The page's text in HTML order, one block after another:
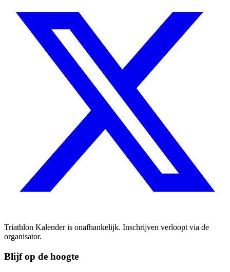
Triathlon Kalender is onafhankelijk. Inschrijven verloopt via de
organisator.
Blijf op de hoogte